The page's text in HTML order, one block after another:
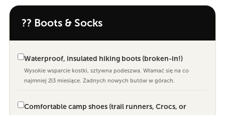
?? Boots & Socks
Waterproof, insulated hiking boots (broken-in!)
Wysokie wsparcie kostki, sztywna podeszwa. Włamać się na co
najmniej 2l3 miesiące. Żadnych nowych butów w górach.
Comfortable camp shoes (trail runners, Crocs, or